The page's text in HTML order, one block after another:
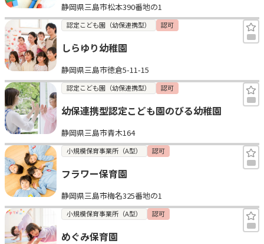
静岡県三島市松本390番地の1
認定こども園（幼保連携型） 認可
しらゆり幼稚園
静岡県三島市徳倉5-11-15
認定こども園（幼保連携型） 認可
幼保連携型認定こども園のびる幼稚園
静岡県三島市青木164
小規模保育事業所（A型） 認可
フラワー保育園
静岡県三島市梅名325番地の1
小規模保育事業所（A型） 認可
めぐみ保育園